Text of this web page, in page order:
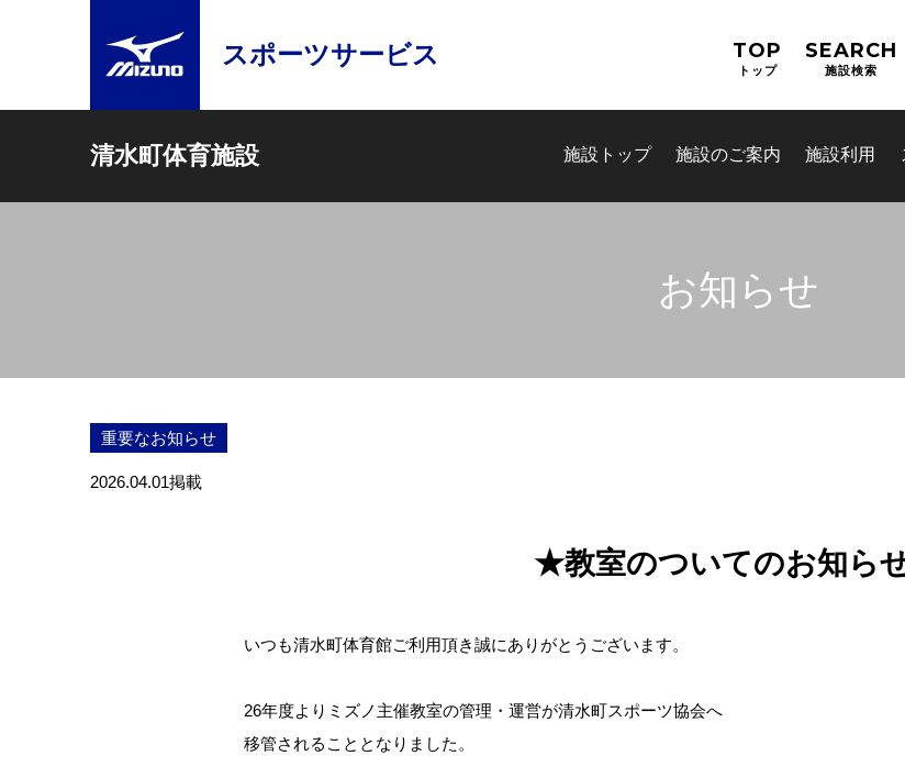
スポーツサービス TOP
トップ
SEARCH
施設検索
清水町体育施設 施設トップ 施設のご案内 施設利用
新規会員登録
お知らせ
重要なお知らせ
2026.04.01掲載
★教室のついてのお知ら
いつも清水町体育館ご利用頂き誠にありがとうございます。
26年度よりミズノ主催教室の管理・運営が清水町スポーツ協会へ
移管されることとなりました。